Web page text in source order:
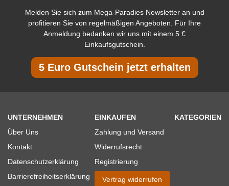
Melden Sie sich zum Mega-Paradies Newsletter an und
profitieren Sie von regelmäßigen Angeboten. Für Ihre
Anmeldung bedanken wir uns mit einem 5 €
Einkaufsgutschein.
5 Euro Gutschein jetzt erhalten
UNTERNEHMEN
Über Uns
Kontakt
Datenschutzerklärung
Barrierefreiheitserklärung
EINKAUFEN
Zahlung und Versand
Widerrufsrecht
Registrierung
Vertrag widerrufen
KATEGORIEN